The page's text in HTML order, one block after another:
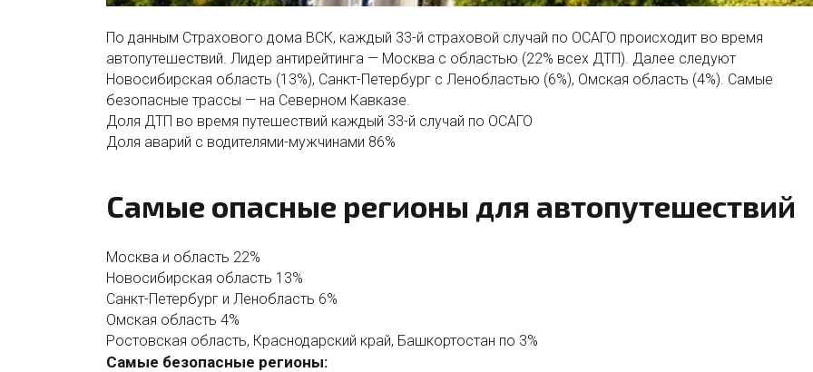
По данным Страхового дома ВСК, каждый 33-й страховой случай по ОСАГО происходит во время
автопутешествий. Лидер антирейтинга — Москва с областью (22% всех ДТП). Далее следуют
Новосибирская область (13%), Санкт-Петербург с Ленобластью (6%), Омская область (4%). Самые
безопасные трассы — на Северном Кавказе.
Доля ДТП во время путешествий каждый 33-й случай по ОСАГО
Доля аварий с водителями-мужчинами 86%
Самые опасные регионы для автопутешествий
Москва и область 22%
Новосибирская область 13%
Санкт-Петербург и Ленобласть 6%
Омская область 4%
Ростовская область, Краснодарский край, Башкортостан по 3%
Самые безопасные регионы: